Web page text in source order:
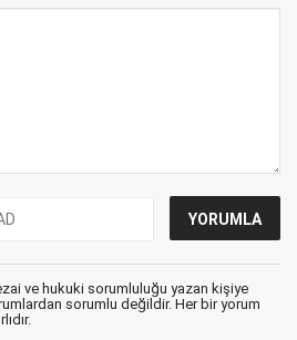
ve hukuki sorumluluğu yazan kişiye
sorumlu değildir. Her bir yorum